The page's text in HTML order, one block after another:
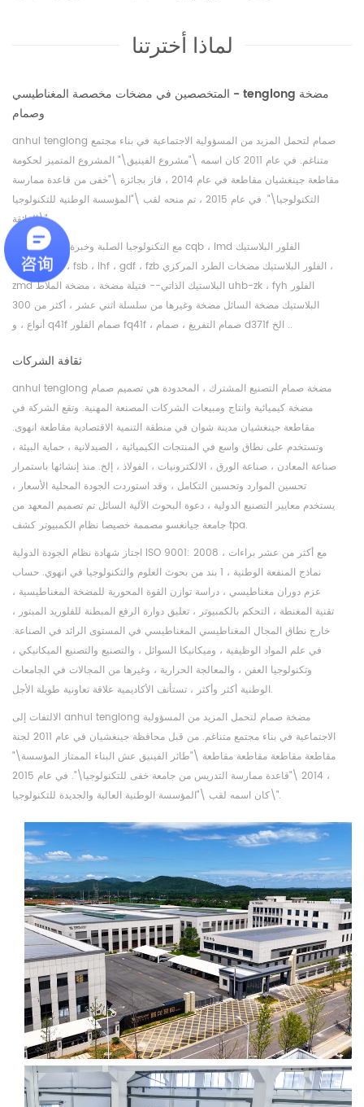
لماذا أخترتنا
المتخصصين في مضخات مخصصة المغناطيسي - tenglong مضخة
وصمام
anhui tenglong صمام لتحمل المزيد من المسؤولية الاجتماعية في بناء مجتمع
متناغم. في عام 2011 كان اسمه \"مشروع الفينيق\" المشروع المتميز لحكومة
مقاطعة جينغشيان مقاطعة في عام 2014 ، فاز بجائزة \"خفى من قاعدة ممارسة
التكنولوجيا\". في عام 2015 ، تم منحه لقب \"المؤسسة الوطنية للتكنولوجيا
الفائقة\".
مع التكنولوجيا الصلبة وخبرة غنية ، أطلقت cqb ، imd الفلور البلاستيك
المغناطيسي ، fsb ، ihf ، gdf ، fzb الفلور البلاستيك مضخات الطرد المركزي ،
zmd البلاستيك الذاتي-- فتيلة مضخة ، مضخة الملاط uhb-zk ، fyh الفلور
البلاستيك مضخة السائل مضخة وغيرها من سلسلة اثني عشر ، أكثر من 300
أنواع ، و q41f صمام الفلور fq41f ، صمام التفريغ ، صمام d371f الخ ..
ثقافة الشركات
anhui tenglong مضخة صمام التصنيع المشترك ، المحدودة هي تصميم صمام
مضخة كيميائية وانتاج ومبيعات الشركات المصنعة المهنية. وتقع الشركة في
مقاطعة جينغشيان مدينة شوان في منطقة التنمية الاقتصادية مقاطعة انهوى.
وتستخدم على نطاق واسع في المنتجات الكيميائية ، الصيدلانية ، حماية البيئة ،
صناعة المعادن ، صناعة الورق ، الالكترونيات ، الفولاذ ، إلخ. منذ إنشائها باستمرار
تحسين الموارد وتحسين التكامل ، وقد استوردت الجودة المحلية الأسعار ،
يستخدم معايير التصنيع الدولية ، دعوة البحوث الآلية السائل تم تصميم المعهد من
جامعة جيانغسو مصممة خصيصا نظام الكمبيوتر كشف tpa.
اجتاز شهادة نظام الجودة الدولية ISO 9001: 2008 ، مع أكثر من عشر براءات
نماذج المنفعة الوطنية ، 1 بند من بحوث العلوم والتكنولوجيا في انهوي. حساب
عزم دوران مغناطيسي ، دراسة توازن القوة المحورية للمضخة المغناطيسية ،
تقنية المغنطة ، التحكم بالكمبيوتر ، تعليق دوارة الرفع المبطنة للفلوريد المبتور ،
خارج نطاق المجال المغناطيسي المغناطيسي في المستوى الرائد في الصناعة.
في علم المواد الوظيفية ، وميكانيكا السوائل ، والتصنيع والتصنيع الميكانيكي ،
وتكنولوجيا العفن ، والمعالجة الحرارية ، وغيرها من المجالات في الجامعات
الوطنية أكثر وأكثر ، تستأنف الأكاديمية علاقة تعاونية طويلة الأجل.
الالتفات إلى anhui tenglong مضخة صمام لتحمل المزيد من المسؤولية
الاجتماعية في بناء مجتمع متناغم. من قبل محافظة جينغشيان في عام 2011 لجنة
مقاطعة مقاطعة مقاطعة مقاطعة \"طائر الفينيق عش البناء الممتاز المؤسسة\"
، 2014 \"قاعدة ممارسة التدريس من جامعة خفى للتكنولوجيا\". في عام 2015
كان اسمه لقب \"المؤسسة الوطنية العالية والجديدة للتكنولوجيا\".